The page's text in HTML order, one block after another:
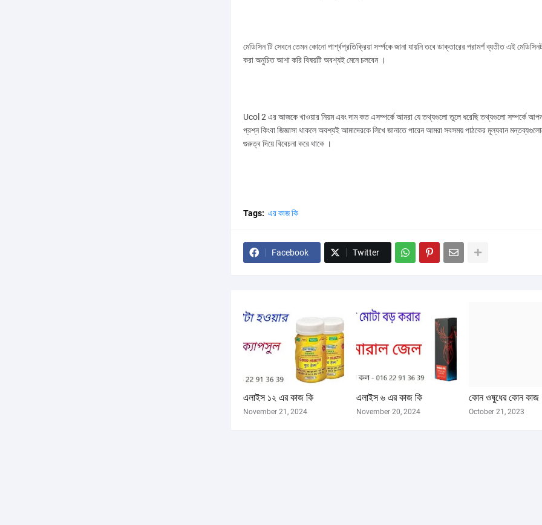
মেডিসিন টি সেবনে তেমন কোনো পার্শ্বপ্রতিক্রিয়া সর্ম্পকে জানা যায়নি তবে ডাক্তারের পরামর্শ ব্যতীত এই
করা অনুচিত আশা করি বিষয়টি অবশ্যই মেনে চলবেন ।
Ucol 2 এর আজকে খাওয়ার নিয়ম এবং দাম কত এসম্পর্কে আমরা যে তথ্যগুলো তুলে ধরেছি তথ্যগুলো সম্পর্কে
প্রশ্ন কিংবা জিজ্ঞাসা থাকলে অবশ্যই আমাদেরকে লিখে জানাতে পারেন আমরা সবসময় পাঠকের মূল্যবান
গুরুত্ব দিয়ে বিবেচনা করে থাকে ।
Tags: এর কাজ কি
Facebook Twitter
এলাইস ১২ এর কাজ কি
November 21, 2024
এলাইস ৬ এর কাজ কি
November 20, 2024
কোন ওষুধের কোন কাজ
October 21, 2023